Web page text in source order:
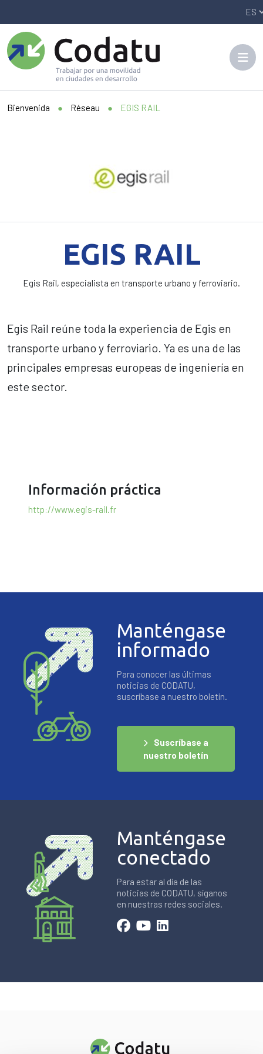
Bienvenida ● Réseau ● EGIS RAIL
EGIS RAIL
Egis Rail, especialista en transporte urbano y ferroviario.
Egis Rail reúne toda la experiencia de Egis en
transporte urbano y ferroviario. Ya es una de las
principales empresas europeas de ingeniería en
este sector.
Información práctica
http://www.egis-rail.fr
Manténgase
informado
Para conocer las últimas
noticias de CODATU,
suscríbase a nuestro boletín.
Suscríbase a
nuestro boletín
Manténgase
conectado
Para estar al día de las
noticias de CODATU, síganos
en nuestras redes sociales.